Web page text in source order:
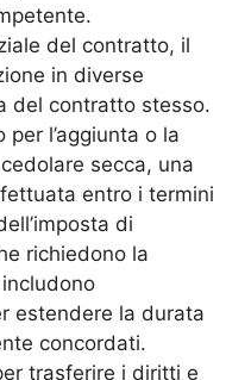
del contratto, il
in diverse
del contratto stesso.
l’aggiunta o la
secca, una
entro i termini
di
richiedono la
estendere la durata
concordati.
trasferire i diritti e